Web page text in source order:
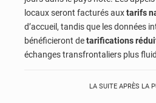
locaux seront facturés auxtarifs
d’accueil, tandis que les données
bénéficieront detarifications
échanges transfrontaliers plus
LA SUITE APRÈS LA